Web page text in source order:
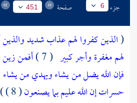
جزء 6 صفحة 451
(الذين كفروا لهم عذاب شديد
لهم مغفرة وأجر كبير ( 7 )
أفمن
فإن الله يضل من يشاء ويهدي من
حسرات إن الله عليم بما يصنعون( 8 ) ) .